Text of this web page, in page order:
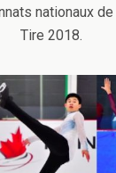
nationaux
Tire 2018.